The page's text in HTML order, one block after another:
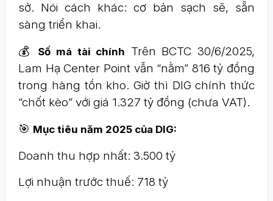
sở. Nói cách khác: cơ bản sạch sẽ, sẵn
sàng triển khai.
💰
Số má tài chính Trên BCTC 30/6/2025,
Lam Hạ Center Point vẫn “nằm” 816 tỷ đồng
trong hàng tồn kho. Giờ thì DIG chính thức
“chốt kèo” với giá 1.327 tỷ đồng (chưa VAT).
🎯 Mục tiêu năm 2025 của DIG:
Doanh thu hợp nhất: 3.500 tỷ
Lợi nhuận trước thuế: 718 tỷ